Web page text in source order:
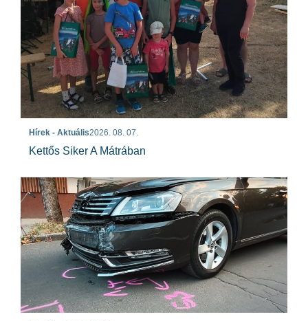
Hírek - Aktuális2026. 08. 07.
Kettős Siker A Mátrában